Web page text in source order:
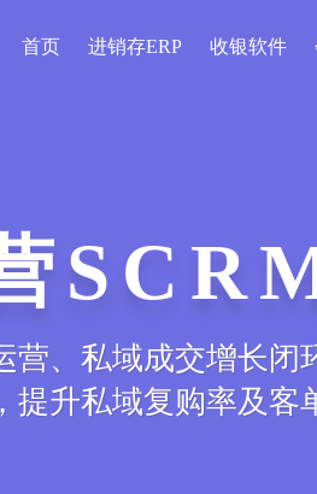
首页 进销存ERP 收银软件
序
台，线上线下商品、
步，打造服装新零